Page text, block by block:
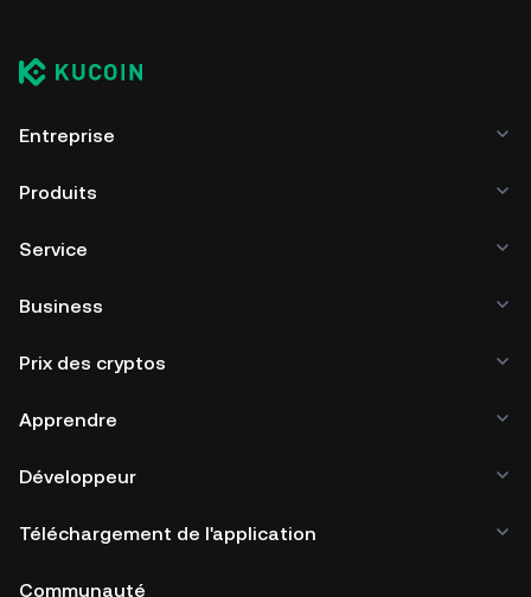
Entreprise
Produits
Service
Business
Prix des cryptos
Apprendre
Développeur
Téléchargement de l'application
Communauté